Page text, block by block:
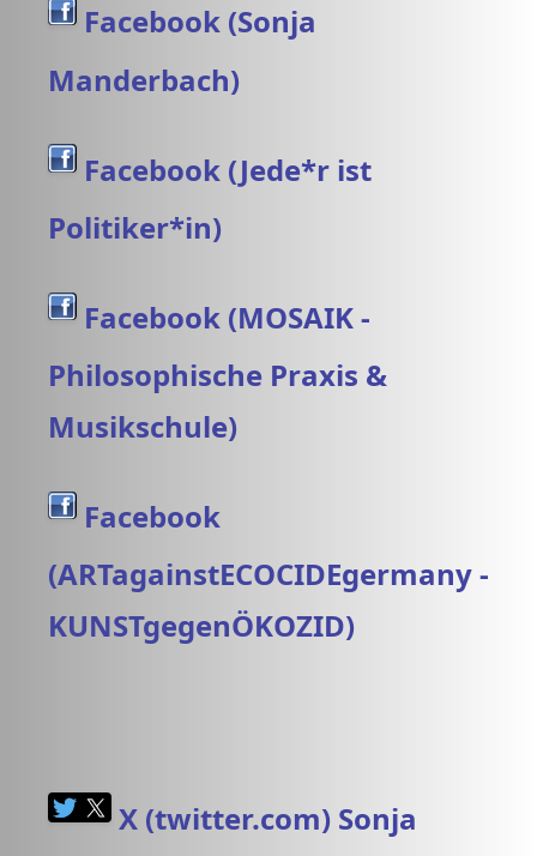
Facebook (Sonja
Manderbach)
Facebook (Jede*r ist
Politiker*in)
Facebook (MOSAIK -
Philosophische Praxis &
Musikschule)
Facebook
(ARTagainstECOCIDEgermany -
KUNSTgegenÖKOZID)
X (twitter.com) Sonja